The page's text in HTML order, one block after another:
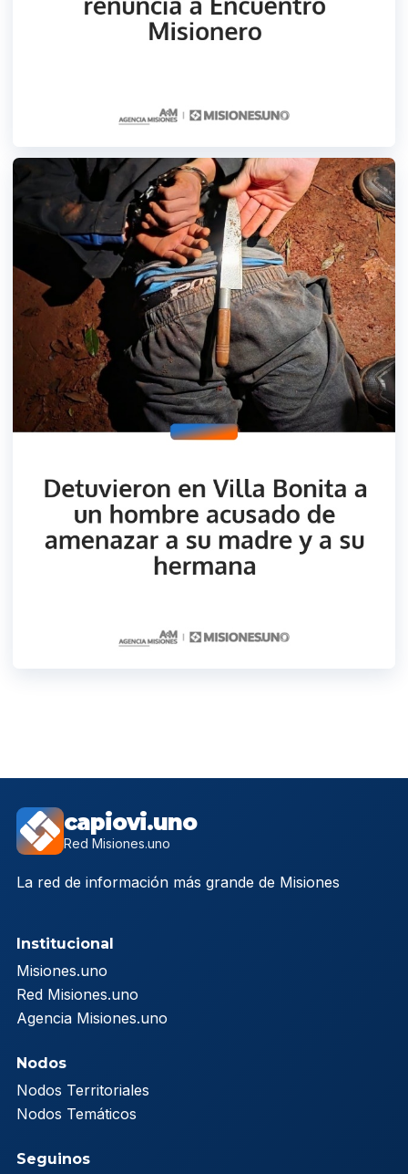
capiovi.uno
Red Misiones.uno
La red de información más grande de Misiones
Institucional
Misiones.uno
Red Misiones.uno
Agencia Misiones.uno
Nodos
Nodos Territoriales
Nodos Temáticos
Seguinos